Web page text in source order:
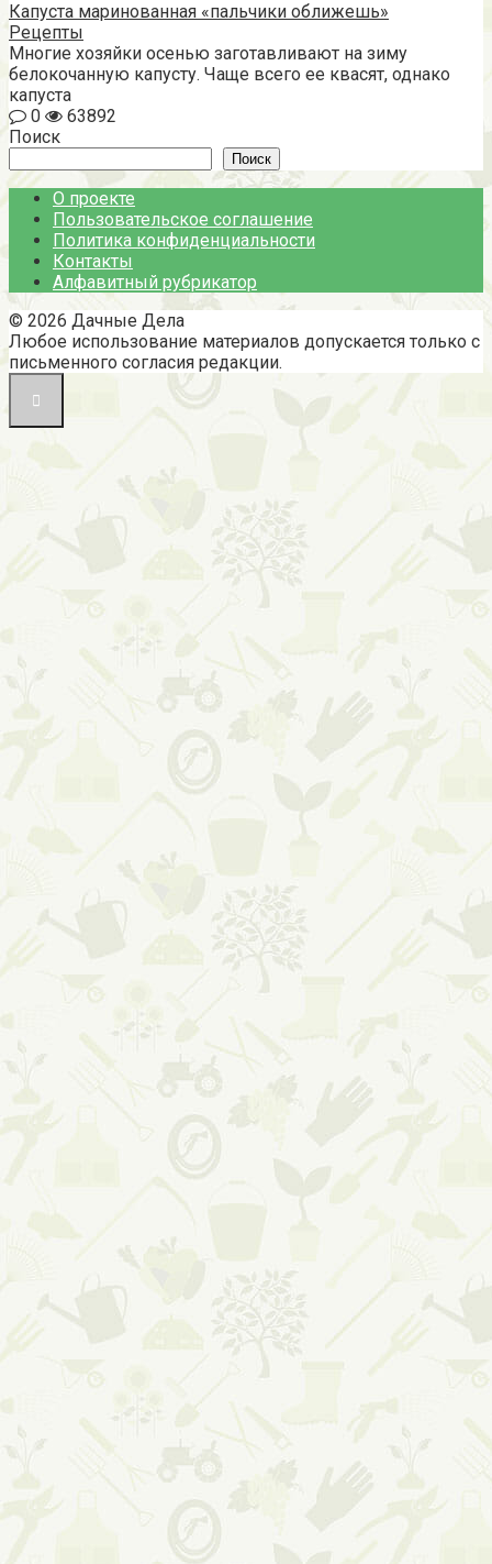
Капуста маринованная «пальчики оближешь»
Рецепты
Многие хозяйки осенью заготавливают на зиму
белокочанную капусту. Чаще всего ее квасят, однако
капуста
0
63892
Поиск
Поиск
О проекте
Пользовательское соглашение
Политика конфиденциальности
Контакты
Алфавитный рубрикатор
© 2026 Дачные Дела
Любое использование материалов допускается только с
письменного согласия редакции.